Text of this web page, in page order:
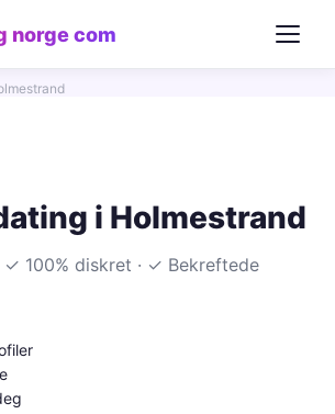
norge com
i Holmestrand
✓ 100% diskret · ✓ Bekreftede